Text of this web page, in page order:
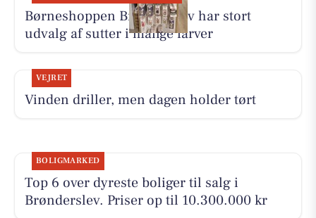
Børneshoppen Brønderslev har stort
udvalg af sutter i mange farver
VEJRET
Vinden driller, men dagen holder tørt
BOLIGMARKED
Top 6 over dyreste boliger til salg i
Brønderslev. Priser op til 10.300.000 kr